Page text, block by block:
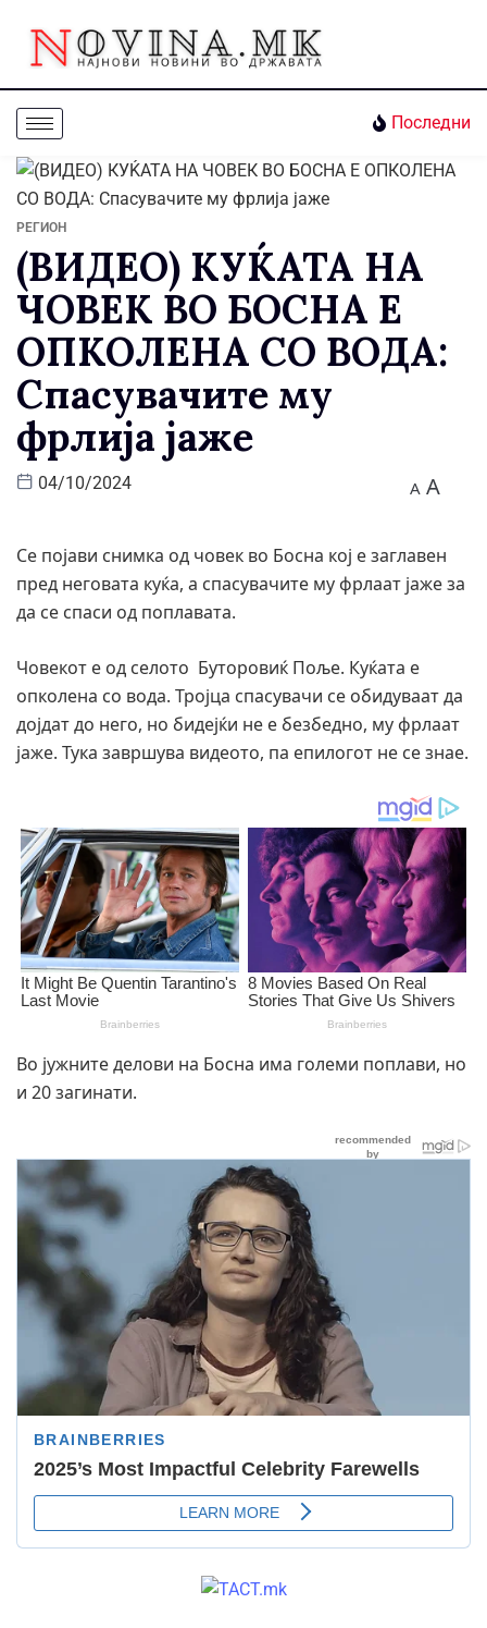
Последни
РЕГИОН
(ВИДЕО) КУЌАТА НА
ЧОВЕК ВО БОСНА Е
ОПКОЛЕНА СО ВОДА:
Спасувачите му
фрлија јаже
04/10/2024 A A
Се појави снимка од човек во Босна кој е заглавен
пред неговата куќа, а спасувачите му фрлаат јаже за
да се спаси од поплавата.
Човекот е од селото Буторовиќ Поље. Куќата е
опколена со вода. Тројца спасувачи се обидуваат да
дојдат до него, но бидејќи не е безбедно, му фрлаат
јаже. Тука завршува видеото, па епилогот не се знае.
Во јужните делови на Босна има големи поплави, но
и 20 загинати.